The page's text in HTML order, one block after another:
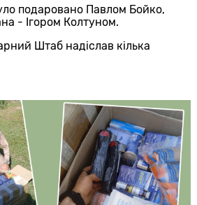
подаровано Павлом Бойко,
- Ігором Колтуном.
Штаб надіслав кілька